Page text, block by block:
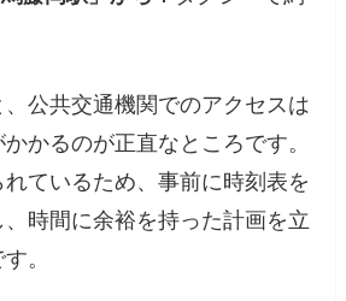
公共交通機関でのアクセスは
かるのが正直なところです。
ているため、事前に時刻表を
、時間に余裕を持った計画を立
。